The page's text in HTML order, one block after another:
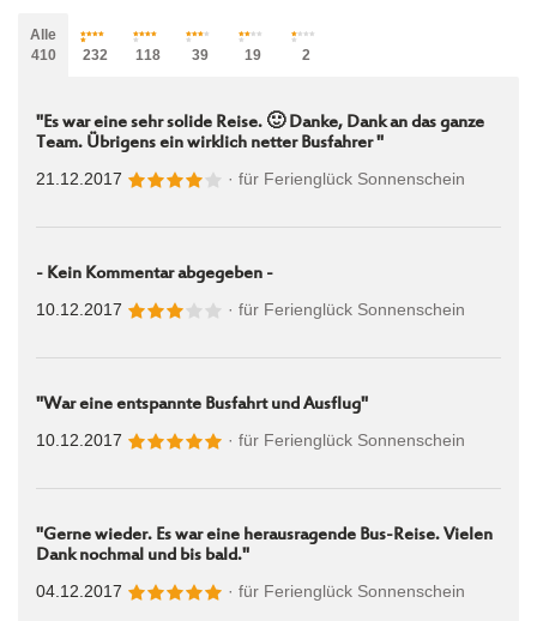
Alle
410
232 118 39 19 2
"Es war eine sehr solide Reise. 🙂 Danke, Dank an das ganze
Team. Übrigens ein wirklich netter Busfahrer "
21.12.2017 · für Ferienglück Sonnenschein
- Kein Kommentar abgegeben -
10.12.2017 · für Ferienglück Sonnenschein
"War eine entspannte Busfahrt und Ausflug"
10.12.2017 · für Ferienglück Sonnenschein
"Gerne wieder. Es war eine herausragende Bus-Reise. Vielen
Dank nochmal und bis bald."
04.12.2017 · für Ferienglück Sonnenschein